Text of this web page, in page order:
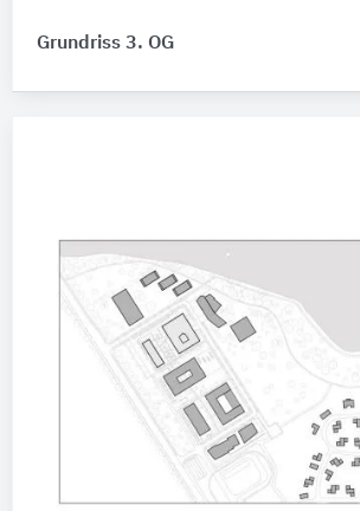
Grundriss 3. OG